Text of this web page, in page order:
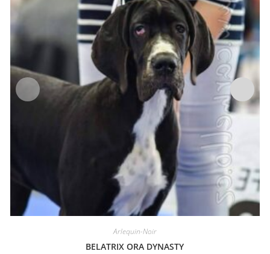
Arlequin-Noir
BELATRIX ORA DYNASTY